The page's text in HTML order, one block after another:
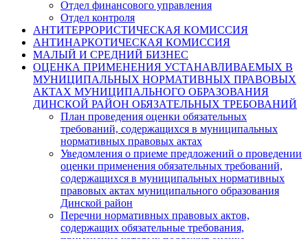
Отдел финансового управления
Отдел контроля
АНТИТЕРРОРИСТИЧЕСКАЯ КОМИССИЯ
АНТИНАРКОТИЧЕСКАЯ КОМИССИЯ
МАЛЫЙ И СРЕДНИЙ БИЗНЕС
ОЦЕНКА ПРИМЕНЕНИЯ УСТАНАВЛИВАЕМЫХ В
МУНИЦИПАЛЬНЫХ НОРМАТИВНЫХ ПРАВОВЫХ
АКТАХ МУНИЦИПАЛЬНОГО ОБРАЗОВАНИЯ
ДИНСКОЙ РАЙОН ОБЯЗАТЕЛЬНЫХ ТРЕБОВАНИЙ
План проведения оценки обязательных
требований, содержащихся в муниципальных
нормативных правовых актах
Уведомления о приеме предложений о проведении
оценки применения обязательных требований,
содержащихся в муниципальных нормативных
правовых актах муниципального образования
Динской район
Перечни нормативных правовых актов,
содержащих обязательные требования,